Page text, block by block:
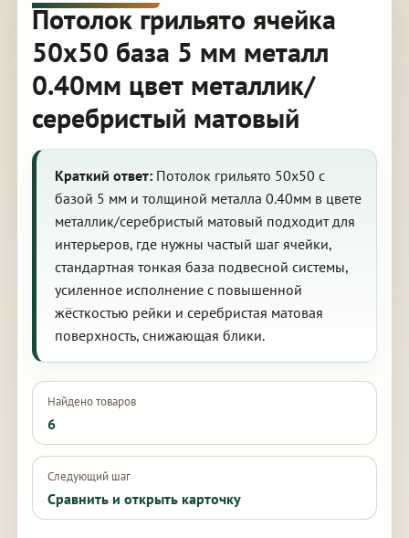
Потолок грильято ячейка
50х50 база 5 мм металл
0.40мм цвет металлик/
серебристый матовый
Краткий ответ:Потолок грильято 50х50 с
базой 5 мм и толщиной металла 0.40мм в цвете
металлик/серебристый матовый подходит для
интерьеров, где нужны частый шаг ячейки,
стандартная тонкая база подвесной системы,
усиленное исполнение с повышенной
жёсткостью рейки и серебристая матовая
поверхность, снижающая блики.
Найдено товаров
6
Следующий шаг
Сравнить и открыть карточку